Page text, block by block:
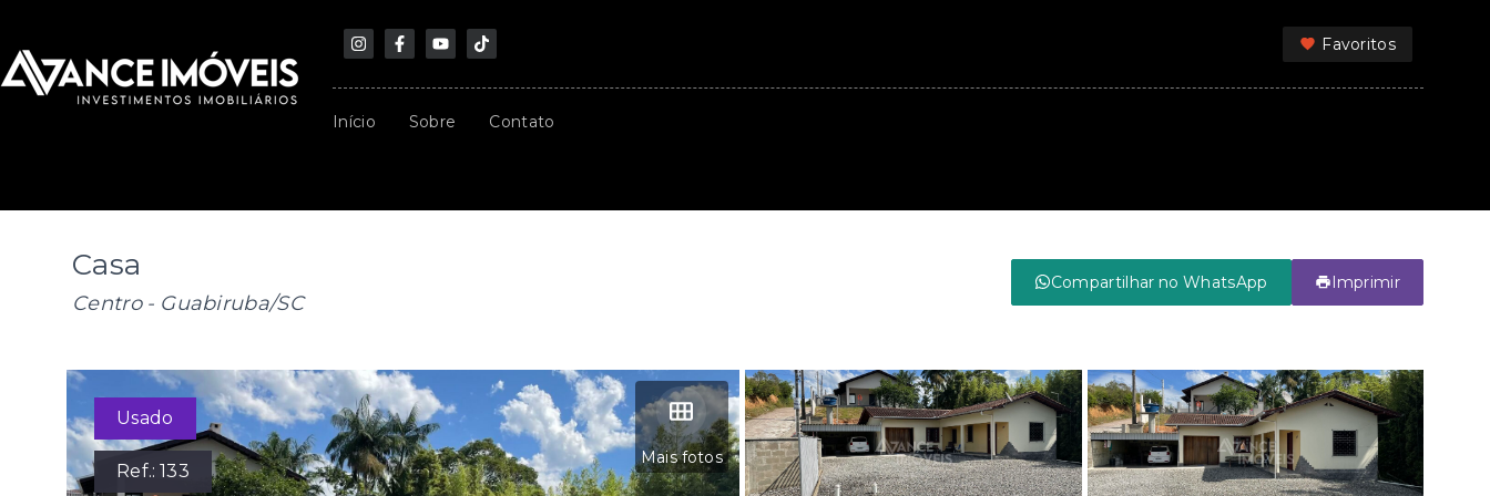
Favoritos
Início Sobre Contato
Casa
Centro - Guabiruba/SC
Compartilhar no WhatsApp Imprimir
Mais fotos
Usado
Ref.:133